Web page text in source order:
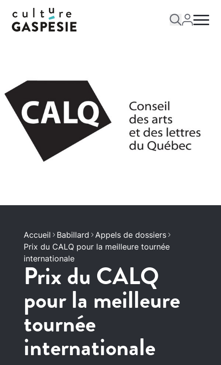
Accueil Babillard
Appels de dossiers
Prix du CALQ pour la meilleure tournée
internationale
Prix du CALQ
pour la meilleure
tournée
internationale